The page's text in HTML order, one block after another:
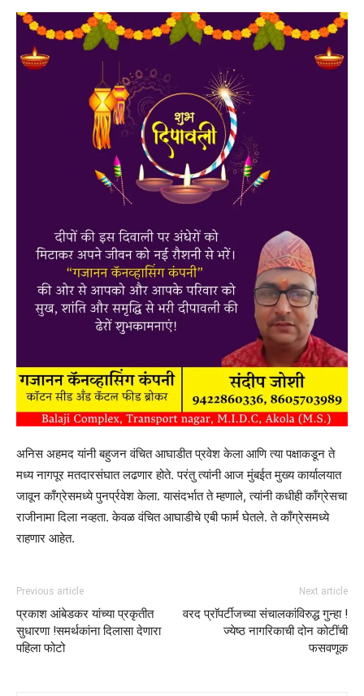
अनिस अहमद यांनी बहुजन वंचित आघाडीत प्रवेश केला आणि त्या पक्षाकडून ते
मध्य नागपूर मतदारसंघात लढणार होते. परंतु त्यांनी आज मुंबईत मुख्य कार्यालयात
जावून काँग्रेसमध्ये पुनर्प्रवेश केला. यासंदर्भात ते म्हणाले, त्यांनी कधीही काँग्रेसचा
राजीनामा दिला नव्हता. केवळ वंचित आघाडीचे एबी फार्म घेतले. ते काँग्रेसमध्ये
राहणार आहेत.
Previous article
प्रकाश आंबेडकर यांच्या प्रकृतीत
सुधारणा !समर्थकांना दिलासा देणारा
पहिला फोटो
Next article
वरद प्राॅपर्टीजच्या संचालकांविरुद्ध गुन्हा !
ज्येष्ठ नागरिकाची दोन कोटींची
फसवणूक